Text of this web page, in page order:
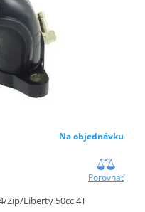
Na objednávku
Porovnať
Zip/Liberty 50cc 4T